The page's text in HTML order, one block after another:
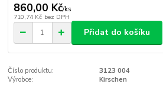
860,00 Kč/ks
710,74 Kč bez DPH
Přidat do košíku
Číslo produktu:
3123 004
Výrobce:
Kirschen